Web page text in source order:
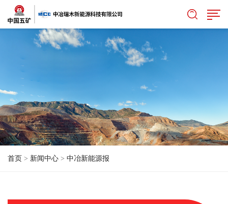
首页 > 新闻中心 > 中冶新能源报